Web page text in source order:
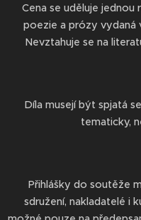
Cena se uděluje jednou
poezie a prózy vydaná
Nevztahuje se na
Díla musejí být spjatá
tematicky,
Přihlášky do soutěže
sdružení, nakladatelé i